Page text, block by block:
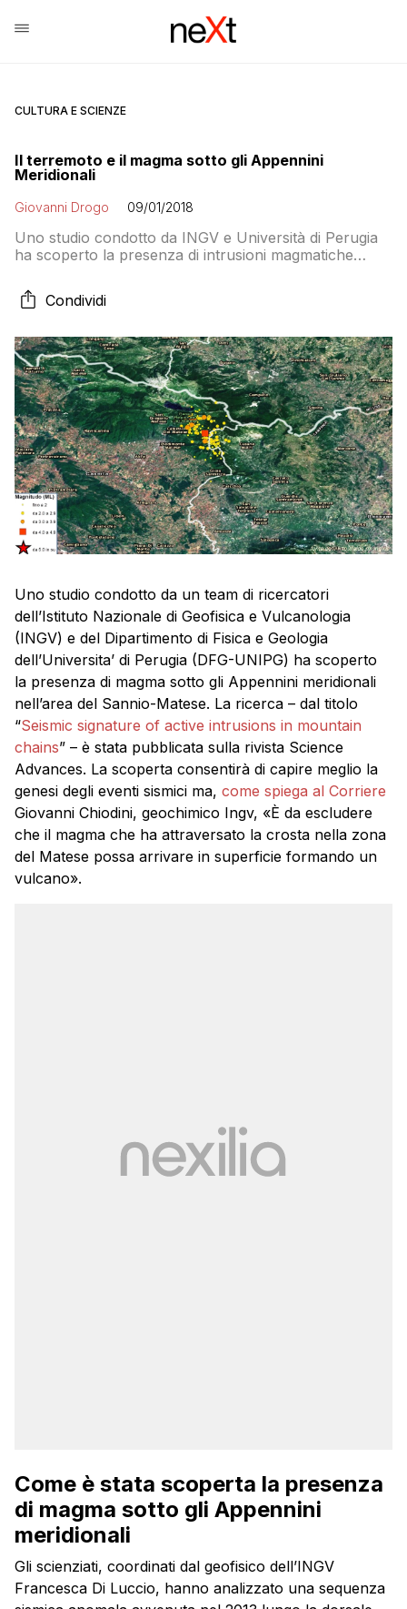
CULTURA E SCIENZE
Il terremoto e il magma sotto gli Appennini
Meridionali
Giovanni Drogo 09/01/2018
Uno studio condotto da INGV e Università di Perugia
ha scoperto la presenza di intrusioni magmatiche
formazione di un vulcano ma la presenza di magma
aiuta a spiegare alcune anomalie rilevate durante una
Condividi
Uno studio condotto da un team di ricercatori
dell’Istituto Nazionale di Geofisica e Vulcanologia
(INGV) e del Dipartimento di Fisica e Geologia
dell’Universita’ di Perugia (DFG-UNIPG) ha scoperto
la presenza di magma sotto gli Appennini meridionali
nell’area del Sannio-Matese. La ricerca – dal titolo
“Seismic signature of active intrusions in mountain
chains” – è stata pubblicata sulla rivista Science
Advances. La scoperta consentirà di capire meglio la
genesi degli eventi sismici ma, come spiega al Corriere
Giovanni Chiodini, geochimico Ingv, «È da escludere
che il magma che ha attraversato la crosta nella zona
del Matese possa arrivare in superficie formando un
vulcano».
Come è stata scoperta la presenza
di magma sotto gli Appennini
meridionali
Gli scienziati, coordinati dal geofisico dell’INGV
Francesca Di Luccio, hanno analizzato una sequenza